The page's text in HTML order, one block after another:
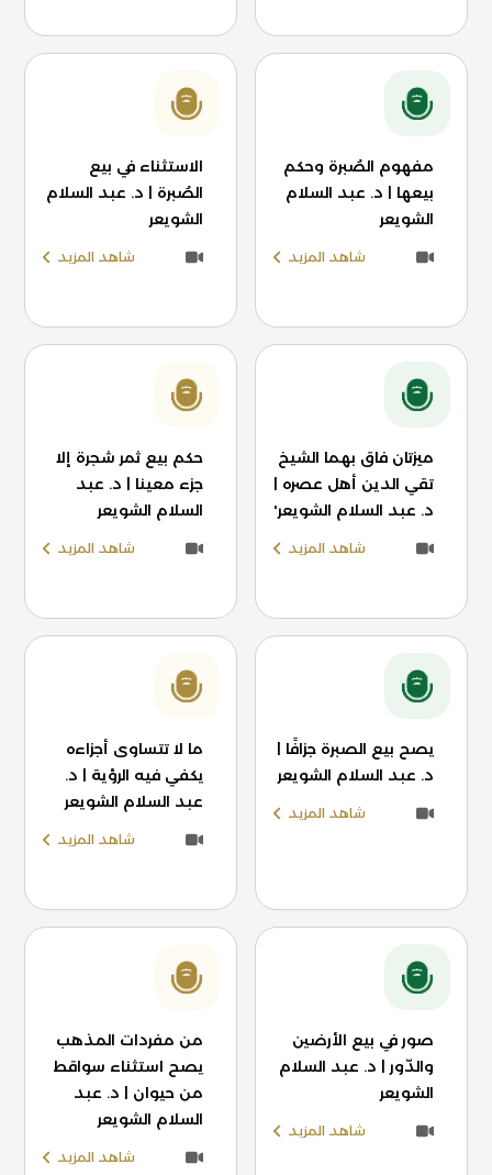
مفهوم الصُبرة وحكم
بيعها | د. عبد السلام
الشويعر
شاهد المزيد
الاستثناء في بيع
الصُبرة | د. عبد السلام
الشويعر
شاهد المزيد
ميزتان فاق بهما الشيخ
تقي الدين أهل عصره |
د. عبد السلام الشويعر'
شاهد المزيد
حكم بيع ثمر شجرة إلا
جزء معينا | د. عبد
السلام الشويعر
شاهد المزيد
يصح بيع الصبرة جزافًا |
د. عبد السلام الشويعر
شاهد المزيد
ما لا تتساوى أجزاءه
يكفي فيه الرؤية | د.
عبد السلام الشويعر
شاهد المزيد
صور في بيع الأرضين
والدّور | د. عبد السلام
الشويعر
شاهد المزيد
من مفردات المذهب
يصح استثناء سواقط
من حيوان | د. عبد
السلام الشويعر
شاهد المزيد